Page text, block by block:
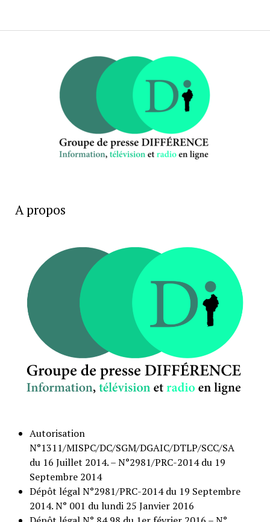
A propos
Autorisation
N°1311/MISPC/DC/SGM/DGAIC/DTLP/SCC/SA
du 16 Juillet 2014. – N°2981/PRC-2014 du 19
Septembre 2014
Dépôt légal N°2981/PRC-2014 du 19 Septembre
2014. N° 001 du lundi 25 Janvier 2016